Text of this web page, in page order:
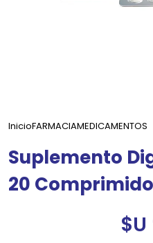
InicioFARMACIAMEDICAMENTOS
Suplemento
20